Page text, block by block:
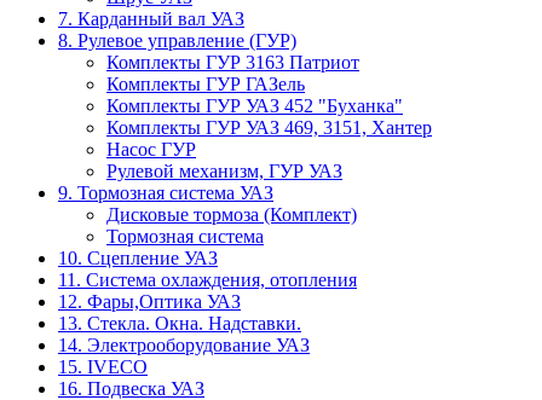
7. Карданный вал УАЗ
8. Рулевое управление (ГУР)
Комплекты ГУР 3163 Патриот
Комплекты ГУР ГАЗель
Комплекты ГУР УАЗ 452 "Буханка"
Комплекты ГУР УАЗ 469, 3151, Хантер
Насос ГУР
Рулевой механизм, ГУР УАЗ
9. Тормозная система УАЗ
Дисковые тормоза (Комплект)
Тормозная система
10. Сцепление УАЗ
11. Система охлаждения, отопления
12. Фары,Оптика УАЗ
13. Стекла. Окна. Надставки.
14. Электрооборудование УАЗ
15. IVECO
16. Подвеска УАЗ